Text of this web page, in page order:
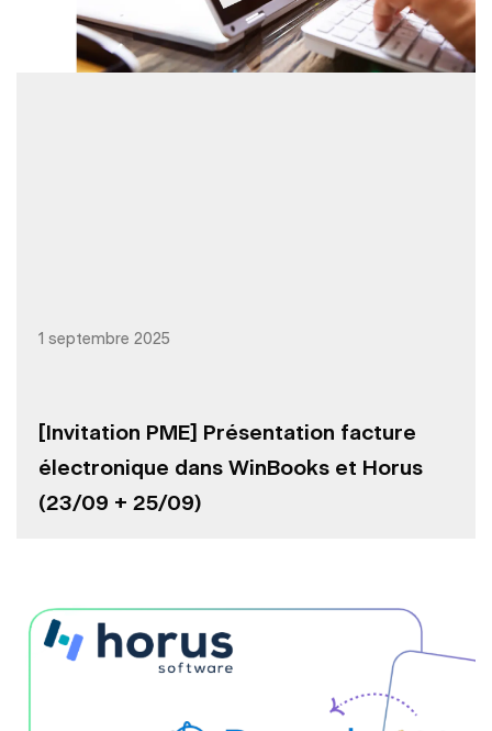
[Invitation PME] Présentation facture
électronique dans WinBooks et Horus
(23/09 + 25/09)
1 septembre 2025